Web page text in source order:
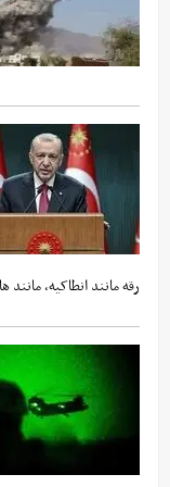
رقه مانند انطاکیه، مانند